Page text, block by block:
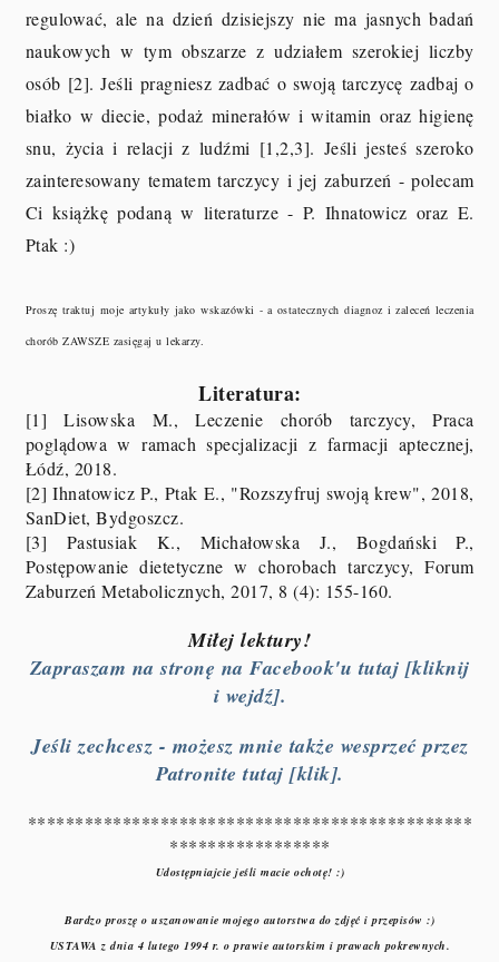
regulować, ale na dzień dzisiejszy nie ma jasnych badań
naukowych w tym obszarze z udziałem szerokiej liczby
osób [2]. Jeśli pragniesz zadbać o swoją tarczycę zadbaj o
białko w diecie, podaż minerałów i witamin oraz higienę
snu, życia i relacji z ludźmi [1,2,3]. Jeśli jesteś szeroko
zainteresowany tematem tarczycy i jej zaburzeń - polecam
Ci książkę podaną w literaturze - P. Ihnatowicz oraz E.
Ptak :)
Proszę traktuj moje artykuły jako wskazówki - a ostatecznych diagnoz i zaleceń leczenia
chorób ZAWSZE zasięgaj u lekarzy.
Literatura:
[1] Lisowska M., Leczenie chorób tarczycy, Praca
poglądowa w ramach specjalizacji z farmacji aptecznej,
Łódź, 2018.
[2] Ihnatowicz P., Ptak E., "Rozszyfruj swoją krew", 2018,
SanDiet, Bydgoszcz.
[3] Pastusiak K., Michałowska J., Bogdański P.,
Postępowanie dietetyczne w chorobach tarczycy, Forum
Zaburzeń Metabolicznych, 2017, 8 (4): 155-160.
Miłej lektury!
Zapraszam na stronę na Facebook'u tutaj [kliknij
i wejdź].
Jeśli zechcesz - możesz mnie także wesprzeć przez
Patronite tutaj [klik].
***********************************************
*****************
Udostępniajcie jeśli macie ochotę! :)
Bardzo proszę o uszanowanie mojego autorstwa do zdjęć i przepisów :)
USTAWA z dnia 4 lutego 1994 r. o prawie autorskim i prawach pokrewnych.